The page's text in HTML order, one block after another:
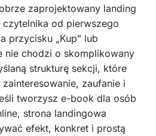
zaprojektowany landing
od pierwszego
przycisku „Kup” lub
nie chodzi o skomplikowany
strukturę sekcji, które
zaufanie i
tworzysz e-book dla osób
strona landingowa
efekt, konkret i prostą